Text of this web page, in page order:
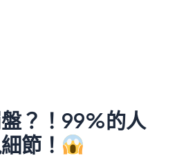
？！99%的人
節！